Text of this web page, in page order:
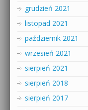
grudzień 2021
listopad 2021
październik 2021
wrzesień 2021
sierpień 2021
sierpień 2018
sierpień 2017